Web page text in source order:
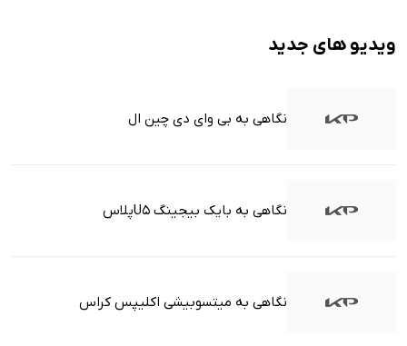
ویدیو های جدید
نگاهی به بی وای دی چین ال
نگاهی به بایک بیجینگ U5پلاس
نگاهی به میتسوبیشی اکلیپس کراس